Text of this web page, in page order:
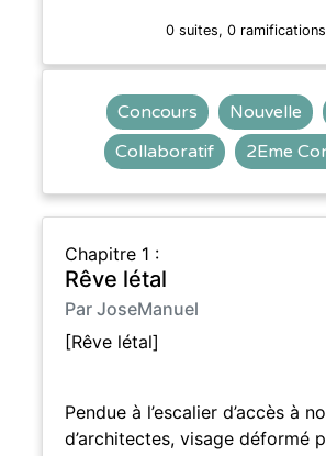
0 suites, 0 ramifications
Concours Nouvelle
Collaboratif
2Eme
Chapitre 1 :
Rêve létal
Par JoseManuel
[Rêve létal]
Pendue à l’escalier d’accès à
d’architectes, visage déformé